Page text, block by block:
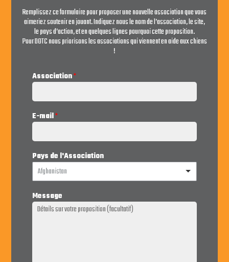
Remplissez ce formulaire pour proposer une nouvelle association que vous
aimeriez soutenir en jouant. Indiquez nous le nom de l’association, le site,
le pays d’action, et en quelques lignes pourquoi cette proposition.
Pour DOTC nous priorisons les associations qui viennent en aide aux chiens
!
Association*
E-mail*
Pays de l'Association
Afghanistan
Message